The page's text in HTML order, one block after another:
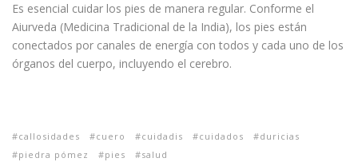
Es esencial cuidar los pies de manera regular. Conforme el
Aiurveda (Medicina Tradicional de la India), los pies están
conectados por canales de energía con todos y cada uno de los
órganos del cuerpo, incluyendo el cerebro.
callosidades cuero cuidadis cuidados
duricias
piedra pómez
pies salud